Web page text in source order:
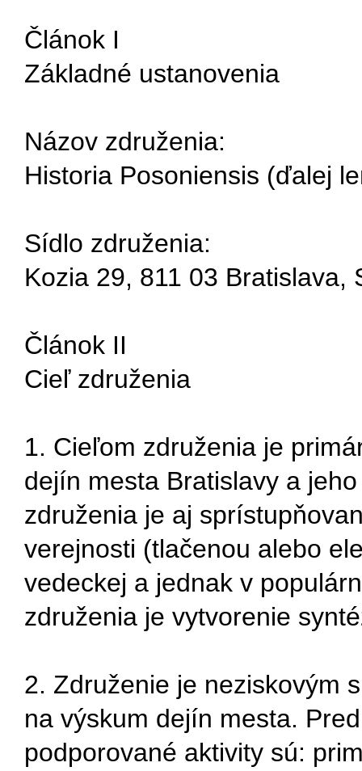
Článok I
Základné ustanovenia
Názov združenia:
Historia Posoniensis (ďalej
Sídlo združenia:
Kozia 29, 811 03 Bratislava,
Článok II
Cieľ združenia
1. Cieľom združenia je
dejín mesta Bratislavy a
združenia je aj
verejnosti (tlačenou alebo
vedeckej a jednak v
združenia je vytvorenie
2. Združenie je neziskovým
na výskum dejín mesta.
podporované aktivity sú: